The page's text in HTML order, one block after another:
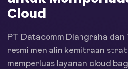
Cloud
PT Datacomm Diangraha dan
resmi menjalin kemitraan
memperluas layanan cloud